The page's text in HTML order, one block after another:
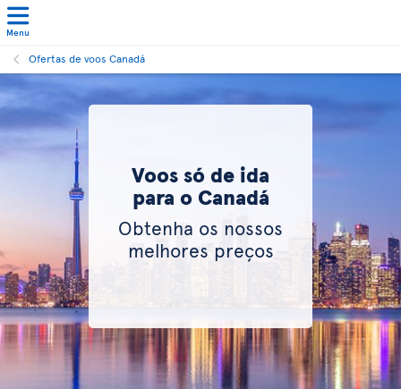
Menu
Ofertas de voos Canadá
Voos só de ida
para o Canadá
Obtenha os nossos
melhores preços